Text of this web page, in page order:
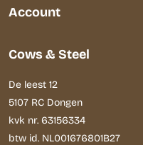
Account
Cows & Steel
De leest 12
5107 RC Dongen
kvk nr. 63156334
btw id. NL001676801B27